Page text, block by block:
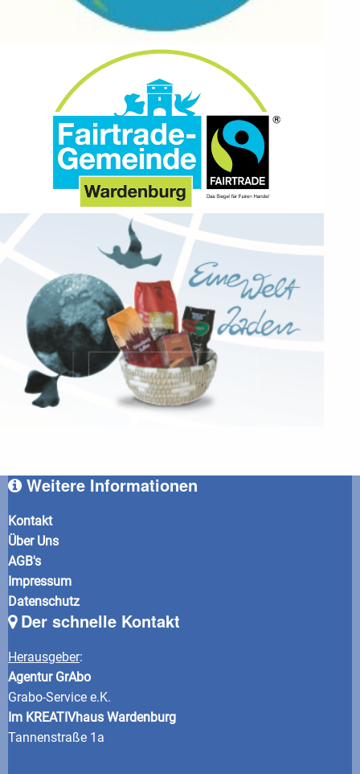
Weitere Informationen
Kontakt
Über Uns
AGB's
Impressum
Datenschutz
Der schnelle Kontakt
Herausgeber:
Agentur GrAbo
Grabo-Service e.K.
Im KREATIVhaus Wardenburg
Tannenstraße 1a